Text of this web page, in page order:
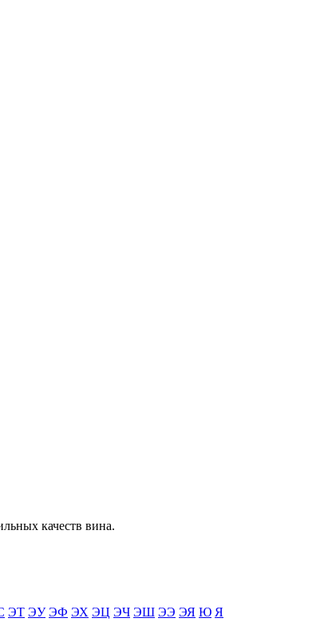
качеств вина.
ЭТ ЭУ ЭФ ЭХ ЭЦ ЭЧ ЭШ ЭЭ ЭЯ Ю Я